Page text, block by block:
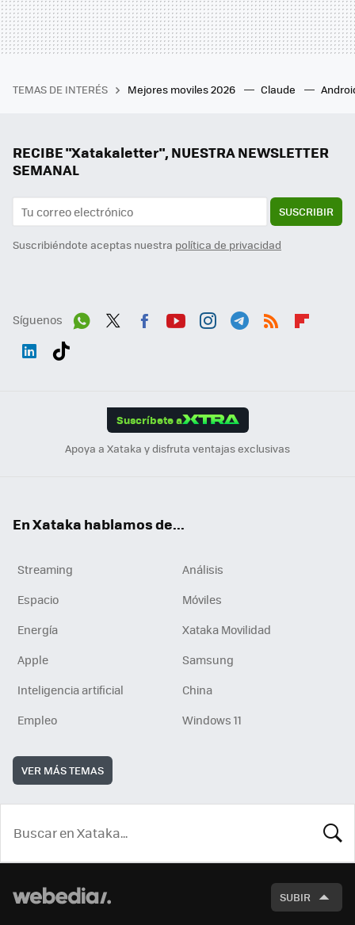
TEMAS DE INTERÉS Mejores moviles 2026 Claude
RECIBE "Xatakaletter", NUESTRA NEWSLETTER
SEMANAL
SUSCRIBIR
Suscribiéndote aceptas nuestra política de privacidad
Síguenos
Suscríbete a
Apoya a Xataka y disfruta ventajas exclusivas
En Xataka hablamos de...
Streaming
Análisis
Espacio
Móviles
Energía
Xataka Movilidad
Apple
Samsung
Inteligencia artificial
China
Empleo
Windows 11
VER MÁS TEMAS
SUBIR